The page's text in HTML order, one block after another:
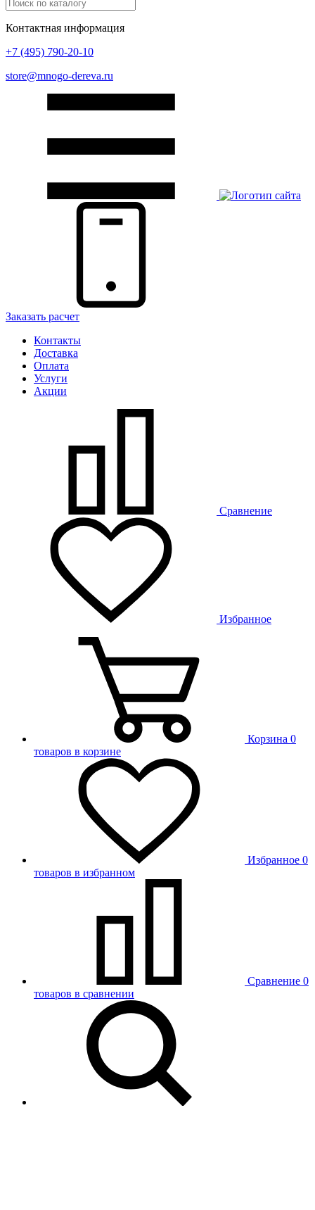
Контактная информация
+7 (495) 790-20-10
store@mnogo-dereva.ru
Заказать расчет
Контакты
Доставка
Оплата
Услуги
Акции
Сравнение
Избранное
Корзина 0
товаров в корзине
Избранное 0
товаров в избранном
Сравнение 0
товаров в сравнении